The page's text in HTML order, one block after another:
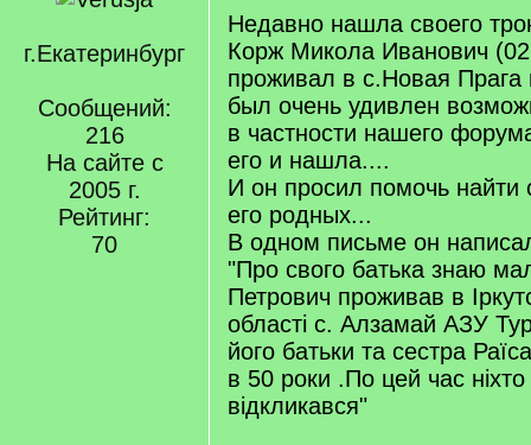
г.Екатеринбург
Сообщений:
216
На сайте с
2005 г.
Рейтинг:
70
Недавно нашла своего
Корж Микола Иванович
проживал в с.Новая
был очень удивлен
в частности нашего
его и нашла....
И он просил помочь найти
его родных...
В одном письме он
"Про свого батька знаю
Петрович проживав в
області с. Алзамай АЗУ
його батьки та сестра
в 50 роки .По цей час
відкликався"